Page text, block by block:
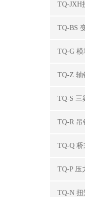
TQ-JXH
TQ-BS
TQ-G 模
TQ-Z 轴
TQ-S 三
TQ-R 吊
TQ-Q 桥
TQ-P 压
TQ-N 扭